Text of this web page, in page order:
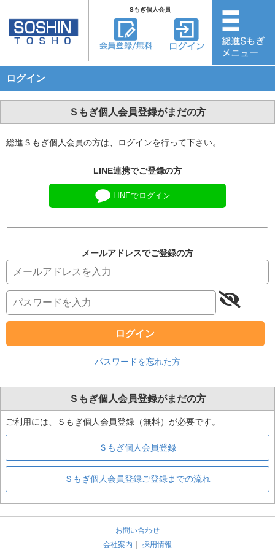
Sもぎ個人会員
ログイン
Ｓもぎ個人会員登録がまだの方
総進Ｓもぎ個人会員の方は、ログインを行って下さい。
LINE連携でご登録の方
LINEでログイン
メールアドレスでご登録の方
ログイン
パスワードを忘れた方
Ｓもぎ個人会員登録がまだの方
ご利用には、Ｓもぎ個人会員登録（無料）が必要です。
Ｓもぎ個人会員登録
Ｓもぎ個人会員登録ご登録までの流れ
お問い合わせ
会社案内
採用情報